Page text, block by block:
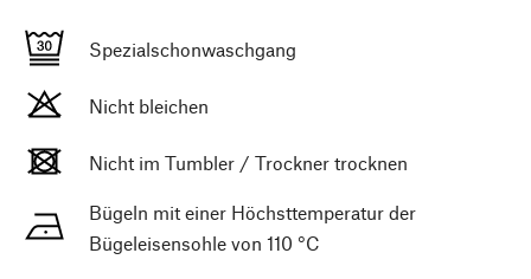
Spezialschonwaschgang
Nicht bleichen
Nicht im Tumbler / Trockner trocknen
Bügeln mit einer Höchsttemperatur der
Bügeleisensohle von 110 °C